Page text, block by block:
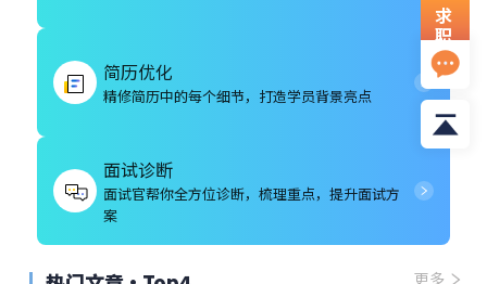
简历优化
精修简历中的每个细节，打造学员背景亮点
面试诊断
面试官帮你全方位诊断，梳理重点，提升面试方
案
更多
求
职
资
料